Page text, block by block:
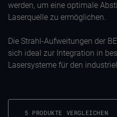
werden, um eine optimale
Laserquelle zu ermöglichen.
Die Strahl-Aufweitungen der
sich ideal zur Integration in
Lasersysteme für den
5 PRODUKTE VERGLEICHEN